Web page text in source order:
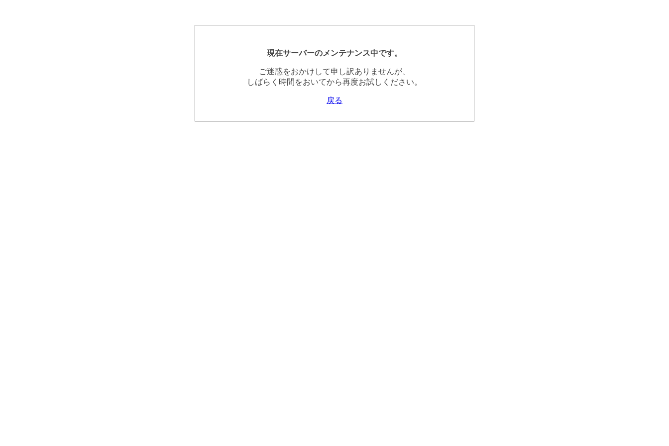
現在サーバーのメンテナンス中です。
ご迷惑をおかけして申し訳ありませんが、
しばらく時間をおいてから再度お試しください。
戻る